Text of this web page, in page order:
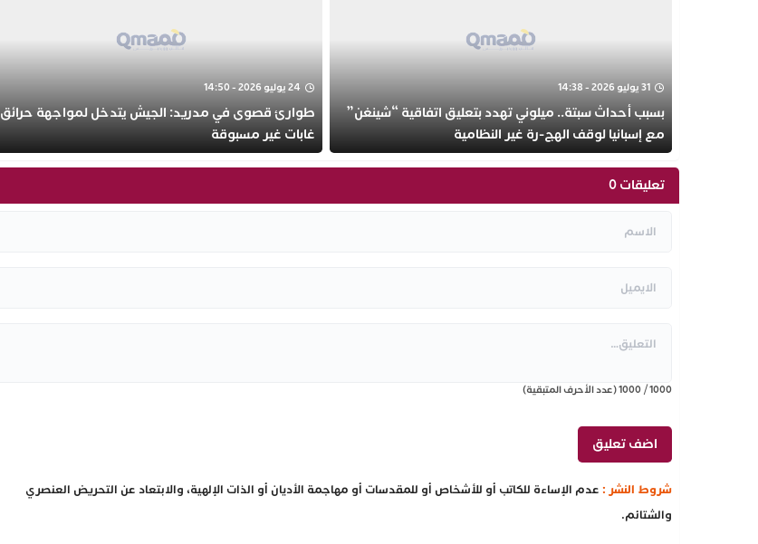
31 يوليو 2026 - 14:38
بسبب أحداث سبتة.. ميلوني تهدد بتعليق اتفاقية “شينغن”
مع إسبانيا لوقف الهج-رة غير النظامية
24 يوليو 2026 - 14:50
طوارئ قصوى في مدريد: الجيش يتدخل لمواجهة حرائق
غابات غير مسبوقة
تعليقات 0
1000
/
1000(عدد الأحرف المتبقية)
شروط النشر : عدم الإساءة للكاتب أو للأشخاص أو للمقدسات أو مهاجمة الأديان أو الذات الإلهية، والابتعاد عن التحريض العنصري
والشتائم.